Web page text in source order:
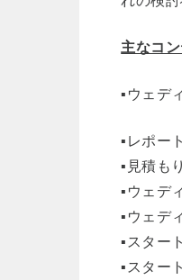
主なコ
▪️ウェデ
▪️レポー
▪️見積も
▪️ウェデ
▪️ウェデ
▪️スター
▪️スター